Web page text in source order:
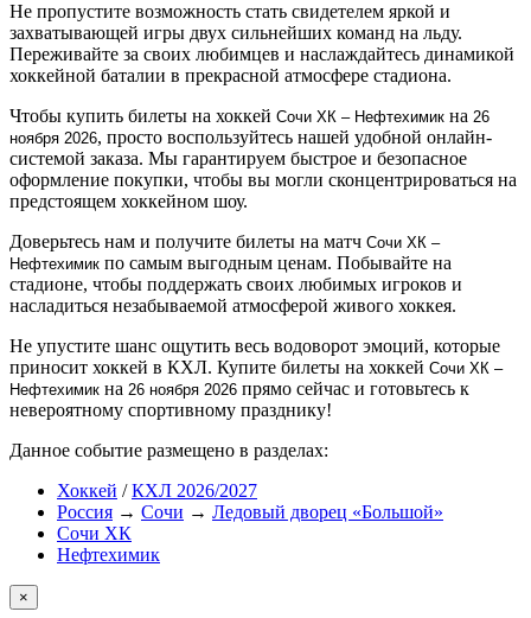
Не пропустите возможность стать свидетелем яркой и
захватывающей игры двух сильнейших команд на льду.
Переживайте за своих любимцев и наслаждайтесь динамикой
хоккейной баталии в прекрасной атмосфере стадиона.
Чтобы купить билеты на хоккей Сочи ХК – Нефтехимик на 26
ноября 2026, просто воспользуйтесь нашей удобной онлайн-
системой заказа. Мы гарантируем быстрое и безопасное
оформление покупки, чтобы вы могли сконцентрироваться на
предстоящем хоккейном шоу.
Доверьтесь нам и получите билеты на матч Сочи ХК –
Нефтехимик по самым выгодным ценам. Побывайте на
стадионе, чтобы поддержать своих любимых игроков и
насладиться незабываемой атмосферой живого хоккея.
Не упустите шанс ощутить весь водоворот эмоций, которые
приносит хоккей в КХЛ. Купите билеты на хоккей Сочи ХК –
Нефтехимик на 26 ноября 2026 прямо сейчас и готовьтесь к
невероятному спортивному празднику!
Данное событие размещено в разделах:
Хоккей /КХЛ 2026/2027
Россия → Сочи → Ледовый дворец «Большой»
Сочи ХК
Нефтехимик
×